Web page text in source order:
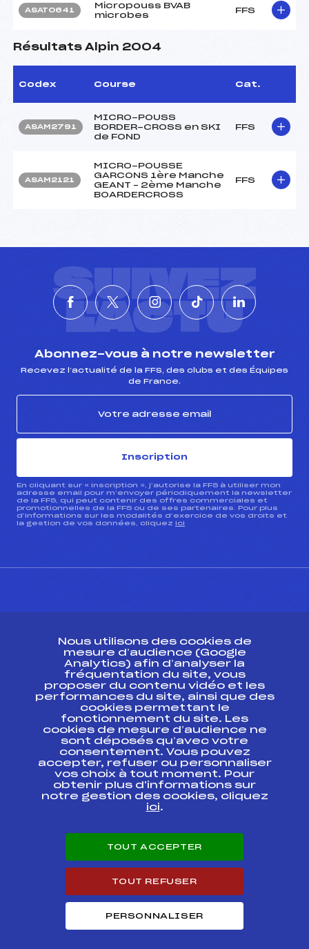
ASAT0641
Micropouss BVAB
microbes
FFS
Résultats Alpin 2004
Codex Course Cat.
ASAM2791
MICRO-POUSS
BORDER-CROSS en SKI
de FOND
FFS
ASAM2121
MICRO-POUSSE
GARCONS 1ère Manche
GEANT – 2ème Manche
BOARDERCROSS
FFS
SUIVEZ
L'ACTU
Abonnez-vous à notre newsletter
Recevez l’actualité de la FFS, des clubs et des Équipes
de France.
Inscription
En cliquant sur « inscription », j’autorise la FFS à utiliser mon
adresse email pour m’envoyer périodiquement la newsletter
de la FFS, qui peut contenir des offres commerciales et
promotionnelles de la FFS ou de ses partenaires. Pour plus
d’informations sur les modalités d’exercice de vos droits et
la gestion de vos données, cliquez ici
ESPACE PRESSE
Ressources
Pass’Neige
Projet sportif fédéral
Projet de performance fédéral
Antidopage
Pôle Développement, Formation, Suivi
Scientifique
Listes ministérielles
Pôle vie de l’athlète
Carrières
Nous utilisons des cookies de
mesure d’audience (Google
Analytics) afin d’analyser la
fréquentation du site, vous
proposer du contenu vidéo et les
performances du site, ainsi que des
cookies permettant le
fonctionnement du site. Les
cookies de mesure d’audience ne
sont déposés qu’avec votre
consentement. Vous pouvez
accepter, refuser ou personnaliser
vos choix à tout moment. Pour
obtenir plus d'informations sur
notre gestion des cookies, cliquez
ici.
TOUT ACCEPTER
TOUT REFUSER
PERSONNALISER